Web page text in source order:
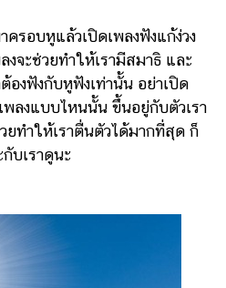
บหูแล้วเปิดเพลงฟังแก้ง่วง
งจะช่วยทำให้เรามีสมาธิ และ
งฟังกับหูฟังเท่านั้น อย่าเปิด
พลงแบบไหนนั้น ขึ้นอยู่กับตัวเรา
ยทำให้เราตื่นตัวได้มากที่สุด ก็
บเราดูนะ